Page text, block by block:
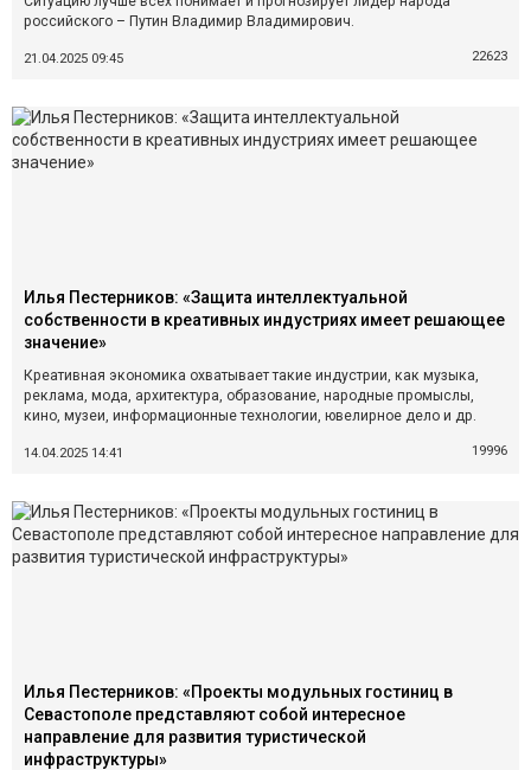
российского – Путин Владимир Владимирович.
21.04.2025 09:45 22623
Илья Пестерников: «Защита интеллектуальной
собственности в креативных индустриях имеет решающее
значение»
Креативная экономика охватывает такие индустрии, как музыка,
реклама, мода, архитектура, образование, народные промыслы,
кино, музеи, информационные технологии, ювелирное дело и др.
14.04.2025 14:41 19996
Илья Пестерников: «Проекты модульных гостиниц в
Севастополе представляют собой интересное
направление для развития туристической
инфраструктуры»